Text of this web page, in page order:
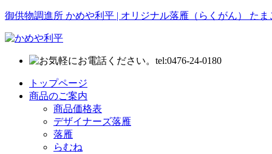
御供物調進所 かめや利平 | オリジナル落雁（らくがん） た
トップページ
商品のご案内
商品価格表
デザイナーズ落雁
落雁
らむね